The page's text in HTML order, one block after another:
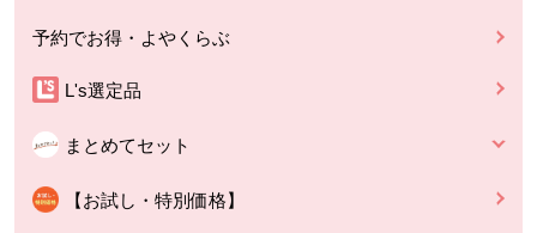
予約でお得・よやくらぶ
L's選定品
まとめてセット
【お試し・特別価格】